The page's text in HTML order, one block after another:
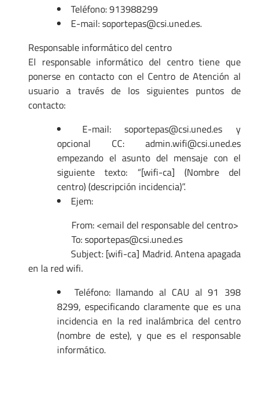
Teléfono: 913988299
E-mail: soportepas@csi.uned.es.
Responsable informático del centro
El responsable informático del centro tiene que
ponerse en contacto con el Centro de Atención al
usuario a través de los siguientes puntos de
contacto:
E-mail: soportepas@csi.uned.es y
opcional CC: admin.wifi@csi.uned.es
empezando el asunto del mensaje con el
siguiente texto: “[wifi-ca] (Nombre del
centro) (descripción incidencia)”.
Ejem:
From: <email del responsable del centro>
To: soportepas@csi.uned.es
Subject: [wifi-ca] Madrid. Antena apagada
en la red wifi.
Teléfono: llamando al CAU al 91 398
8299, especificando claramente que es una
incidencia en la red inalámbrica del centro
(nombre de este), y que es el responsable
informático.